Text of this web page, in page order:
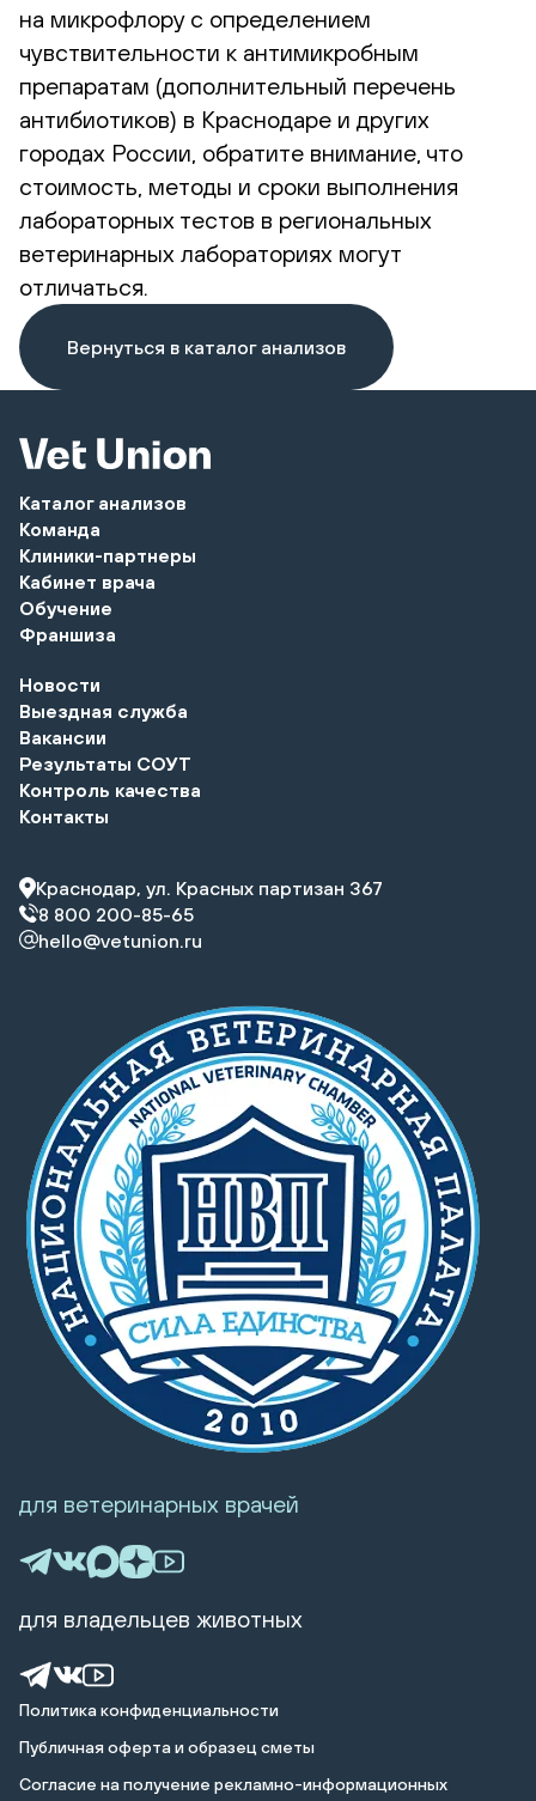
на микрофлору с определением
чувствительности к антимикробным
препаратам (дополнительный перечень
антибиотиков) в Краснодаре и других
городах России, обратите внимание, что
стоимость, методы и сроки выполнения
лабораторных тестов в региональных
ветеринарных лабораториях могут
отличаться.
Вернуться в каталог анализов
Каталог анализов
Команда
Клиники-партнеры
Кабинет врача
Обучение
Франшиза
Новости
Выездная служба
Вакансии
Результаты СОУТ
Контроль качества
Контакты
Краснодар, ул. Красных партизан 367
8 800 200-85-65
hello@vetunion.ru
Политика конфиденциальности
Публичная оферта и образец сметы
Cогласие на получение рекламно-информационных
для ветеринарных врачей
для владельцев животных